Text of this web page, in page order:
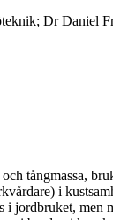
Dr Daniel
tångmassa,
i
i jordbruket, men